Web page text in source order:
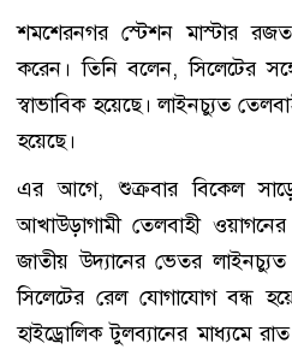
শমশেরনগর স্টেশন মাস্টার
করেন। তিনি বলেন, সিলেটের
স্বাভাবিক হয়েছে। লাইনচ্যুত
হয়েছে।
এর আগে, শুক্রবার বিকেল
আখাউড়াগামী তেলবাহী
জাতীয় উদ্যানের ভেতর
সিলেটের রেল যোগাযোগ বন্ধ
হাইড্রোলিক টুলব্যানের মাধ্যমে